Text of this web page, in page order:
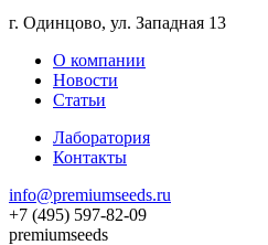
г. Одинцово, ул. Западная 13
О компании
Новости
Статьи
Лаборатория
Контакты
info@premiumseeds.ru
+7 (495) 597-82-09
premiumseeds